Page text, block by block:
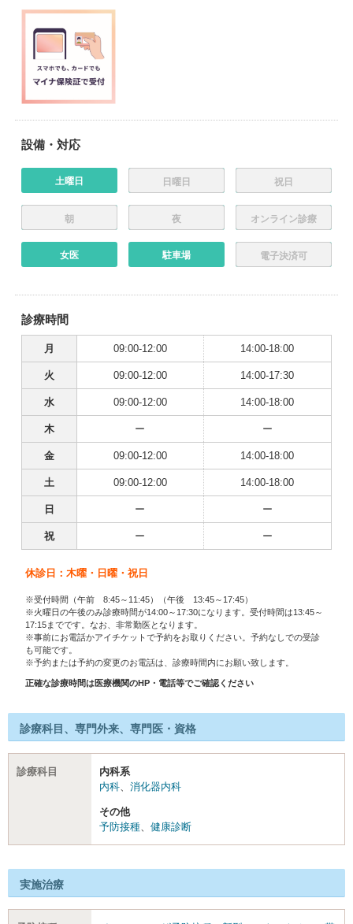
設備・対応
土曜日 日曜日 祝日
朝 夜 オンライン診療
女医 駐車場 電子決済可
診療時間
月 09:00-12:00 14:00-18:00
火 09:00-12:00 14:00-17:30
水 09:00-12:00 14:00-18:00
木 ー ー
金 09:00-12:00 14:00-18:00
土 09:00-12:00 14:00-18:00
日 ー ー
祝 ー ー
休診日：木曜・日曜・祝日
※受付時間（午前 8:45～11:45）（午後 13:45～17:45）
※火曜日の午後のみ診療時間が14:00～17:30になります。受付時間は13:45～
17:15までです。なお、非常勤医となります。
※事前にお電話かアイチケットで予約をお取りください。予約なしでの受診
も可能です。
※予約または予約の変更のお電話は、診療時間内にお願い致します。
正確な診療時間は医療機関のHP・電話等でご確認ください
診療科目、専門外来、専門医・資格
診療科目
内科系
内科
消化器内科
その他
予防接種
健康診断
実施治療